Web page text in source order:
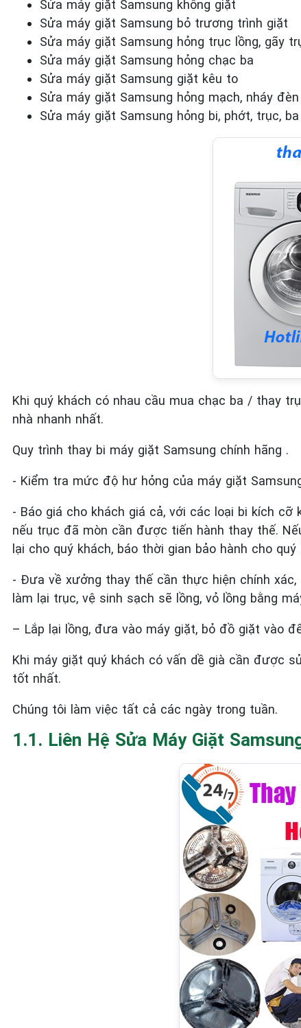
Sửa máy giặt Samsung không giặt
Sửa máy giặt Samsung bỏ trương trình giặt
Sửa máy giặt Samsung hỏng trục lồng, gãy
Sửa máy giặt Samsung hỏng chạc ba
Sửa máy giặt Samsung giặt kêu to
Sửa máy giặt Samsung hỏng mạch, nháy
Sửa máy giặt Samsung hỏng bi, phớt, trục,
Khi quý khách có nhau cầu mua chạc ba / thay
nhà nhanh nhất.
Quy trình thay bi máy giặt Samsung chính hãng .
- Kiểm tra mức độ hư hỏng của máy giặt
- Báo giá cho khách giá cả, với các loại bi kích
nếu trục đã mòn cần được tiến hành thay thế.
lại cho quý khách, báo thời gian bảo hành cho quý
- Đưa về xưởng thay thế cần thực hiện chính
làm lại trục, vệ sinh sạch sẽ lồng, vỏ lồng bằng
– Lắp lại lồng, đưa vào máy giặt, bỏ đồ giặt vào
Khi máy giặt quý khách có vấn dề già cần được
tốt nhất.
Chúng tôi làm việc tất cả các ngày trong tuần.
1.1. Liên Hệ Sửa Máy Giặt